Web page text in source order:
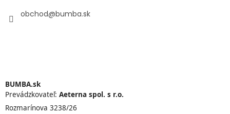
obchod@bumba.sk
BUMBA.sk
Prevádzkovateľ: Aeterna spol. s r.o.
Rozmarínova 3238/26